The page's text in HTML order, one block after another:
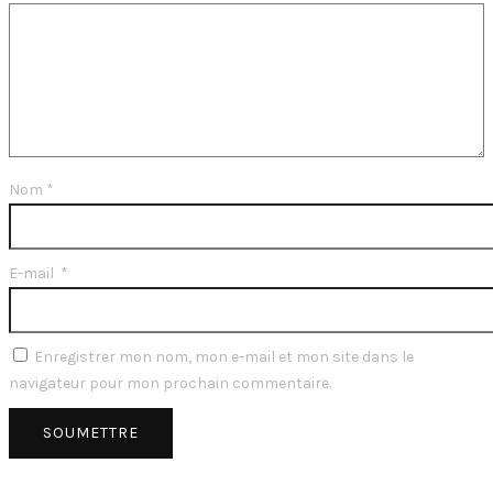
Nom *
E-mail *
Enregistrer mon nom, mon e-mail et mon site dans le
navigateur pour mon prochain commentaire.